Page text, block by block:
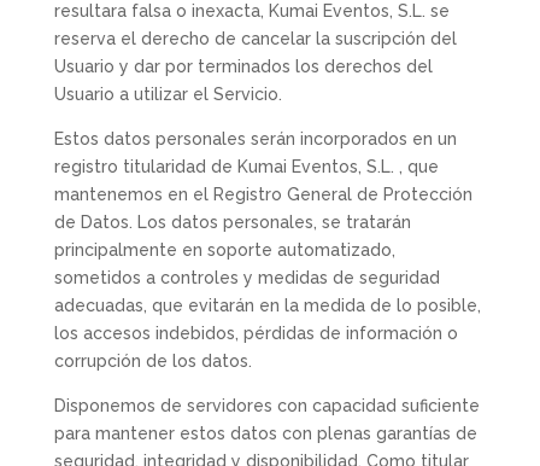
resultara falsa o inexacta, Kumai Eventos, S.L. se
reserva el derecho de cancelar la suscripción del
Usuario y dar por terminados los derechos del
Usuario a utilizar el Servicio.
Estos datos personales serán incorporados en un
registro titularidad de Kumai Eventos, S.L. , que
mantenemos en el Registro General de Protección
de Datos. Los datos personales, se tratarán
principalmente en soporte automatizado,
sometidos a controles y medidas de seguridad
adecuadas, que evitarán en la medida de lo posible,
los accesos indebidos, pérdidas de información o
corrupción de los datos.
Disponemos de servidores con capacidad suficiente
para mantener estos datos con plenas garantías de
seguridad, integridad y disponibilidad. Como titular